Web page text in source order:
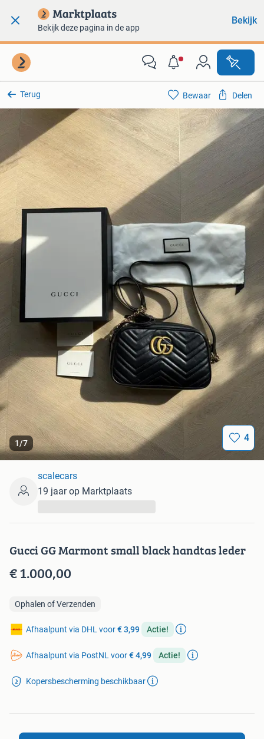
Bekijk deze pagina in de app
Bekijk
Terug
1/7 4
Bewaar Delen
Gucci GG Marmont small black handtas leder
€ 1.000,00
Ophalen of Verzenden
Afhaalpunt via DHL voor€ 3,99 Actie!
Afhaalpunt via PostNL voor€ 4,99 Actie!
Kopersbescherming beschikbaar
scalecars
19 jaar op Marktplaats